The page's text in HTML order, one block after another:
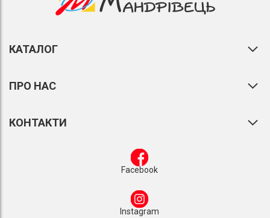
КАТАЛОГ
ПРО НАС
КОНТАКТИ
Facebook
Instagram